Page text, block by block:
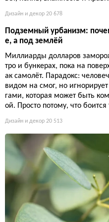
Дизайн и декор 20 678
Подземный урбанизм:
е, а под землёй
Миллиарды долларов
тро и бункерах, пока на
ак самолёт. Парадокс:
видом на смог, но
гами, которая может быть
ой. Просто потому, что
Дизайн и декор 20 513